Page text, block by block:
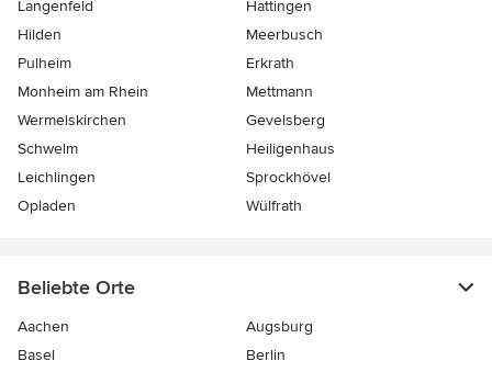
Langenfeld
Hattingen
Hilden
Meerbusch
Pulheim
Erkrath
Monheim am Rhein
Mettmann
Wermelskirchen
Gevelsberg
Schwelm
Heiligenhaus
Leichlingen
Sprockhövel
Opladen
Wülfrath
Beliebte Orte
Aachen
Augsburg
Basel
Berlin